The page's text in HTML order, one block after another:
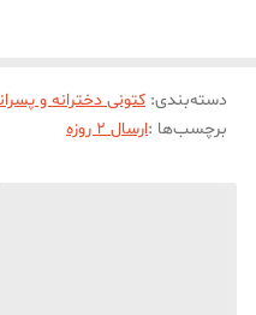
دسته‌بندی: کتونی دخترانه و
برچسب‌ها :ارسال 2 روزه